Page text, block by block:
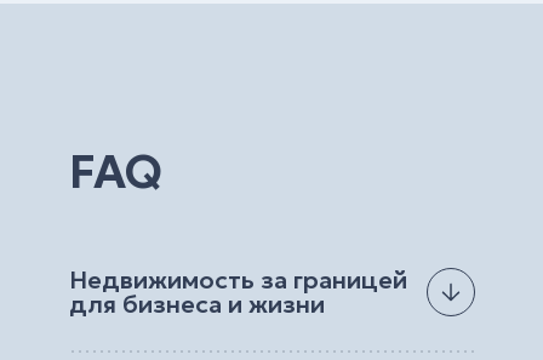
FAQ
Недвижимость за границей
для бизнеса и жизни
Мечтаете иметь квартиру или дом у моря на